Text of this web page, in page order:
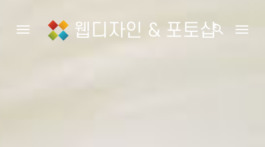
Toggle navigation웹디자인 & 포토샵search